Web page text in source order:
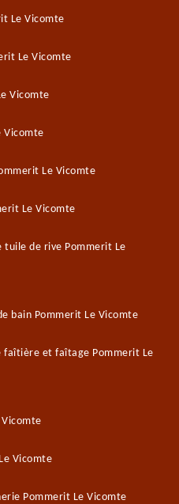
Le Vicomte
Le Vicomte
Vicomte
Vicomte
Le Vicomte
Le Vicomte
tuile de rive Pommerit Le
bain Pommerit Le Vicomte
faîtière et faîtage Pommerit Le
Vicomte
Pommerit Le Vicomte